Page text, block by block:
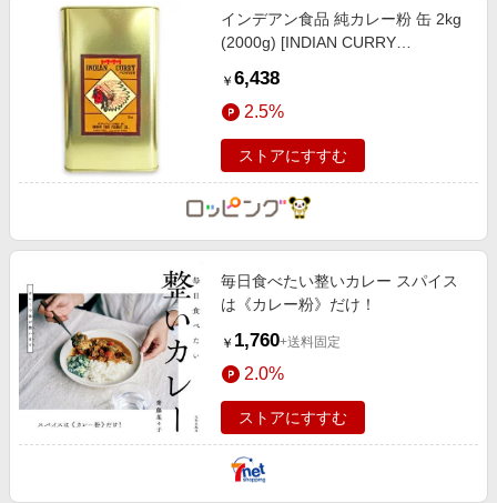
インデアン食品 純カレー粉 缶 2kg
(2000g) [INDIAN CURRY
￥ 6,438
2.5%
ストアにすすむ
毎日食べたい整いカレー スパイス
は《カレー粉》だけ！
￥ 1,760+送料固定
2.0%
ストアにすすむ